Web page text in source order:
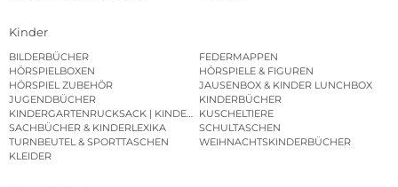
Kinder
BILDERBÜCHER
FEDERMAPPEN
HÖRSPIELBOXEN
HÖRSPIELE & FIGUREN
HÖRSPIEL ZUBEHÖR
JAUSENBOX & KINDER LUNCHBOX
JUGENDBÜCHER
KINDERBÜCHER
KINDERGARTENRUCKSACK | KINDERGARTENBEUTEL
KUSCHELTIERE
SACHBÜCHER & KINDERLEXIKA
SCHULTASCHEN
TURNBEUTEL & SPORTTASCHEN
WEIHNACHTSKINDERBÜCHER
KLEIDER